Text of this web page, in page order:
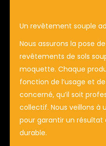
Un revêtement souple
Nous assurons la pose
revêtements de sols
moquette. Chaque
fonction de l’usage et
concerné, qu’il soit
collectif. Nous veillons
pour garantir un
durable.